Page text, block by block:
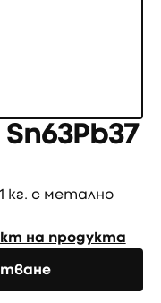
кг. с метално
на продукта